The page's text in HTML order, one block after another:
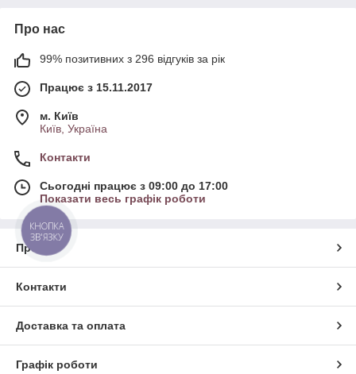
Про нас
99% позитивних з 296 відгуків за рік
Працює з 15.11.2017
м. Київ
Київ, Україна
Контакти
Сьогодні працює з 09:00 до 17:00
Показати весь графік роботи
Про нас
Контакти
Доставка та оплата
Графік роботи
КНОПКА
ЗВ'ЯЗКУ